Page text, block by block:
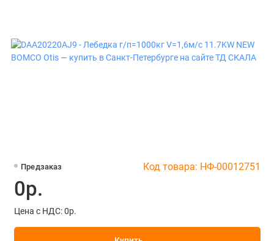
Предзаказ Код товара: НФ-00012751
0р.
Цена с НДС: 0р.